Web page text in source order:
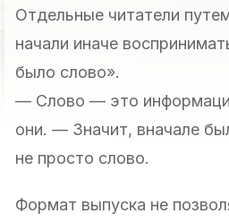
Отдельные читатели
начали иначе
было слово».
— Слово — это
они. — Значит, вначале
не просто слово.
Формат выпуска не